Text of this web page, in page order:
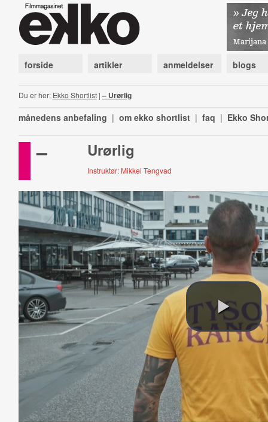
forside artikler anmeldelser blogs
Du er her: Ekko Shortlist| – Urørlig
månedens anbefaling | om ekko shortlist | faq | Ekko
– Urørlig
Instruktør: Mikkel Tengvad